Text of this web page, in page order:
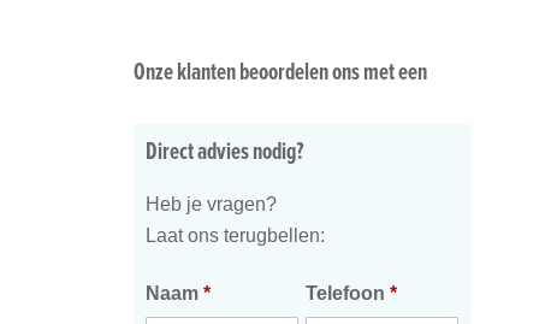
Onze klanten beoordelen ons met een
Direct advies nodig?
Heb je vragen?
Laat ons terugbellen:
Naam * Telefoon *